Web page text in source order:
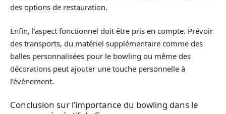
des options de restauration.
Enfin, l’aspect fonctionnel doit être pris en compte. Prévoir
des transports, du matériel supplémentaire comme des
balles personnalisées pour le bowling ou même des
décorations peut ajouter une touche personnelle à
l’événement.
Conclusion sur l’importance du bowling dans le